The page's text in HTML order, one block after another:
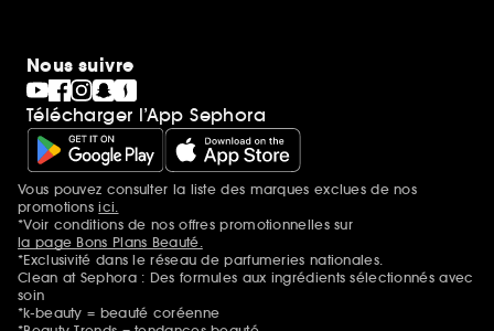
Nous suivre
Télécharger l’App Sephora
Mentions additionnelles
Vous pouvez consulter la liste des marques exclues de nos
promotionsici.
*Voir conditions de nos offres promotionnelles sur
la page Bons Plans Beauté.
*Exclusivité dans le réseau de parfumeries nationales.
Clean at Sephora : Des formules aux ingrédients sélectionnés avec
soin
*k-beauty = beauté coréenne